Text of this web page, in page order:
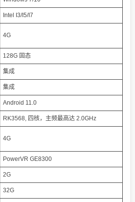
Intel I3/I5/I7
4G
128G 固态
集成
集成
Android 11.0
RK3568, 四核，主频最高达 2.0GHz
4G
PowerVR GE8300
2G
32G